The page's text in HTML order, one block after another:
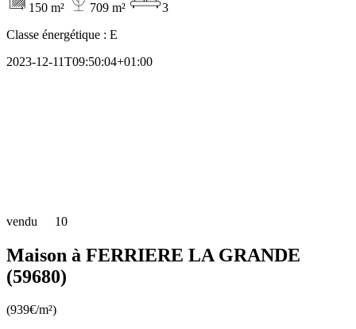
150 m² 709 m²
3
Classe énergétique : E
2023-12-11T09:50:04+01:00
vendu 10
Maison à FERRIERE LA GRANDE
(59680)
(939€/m²)